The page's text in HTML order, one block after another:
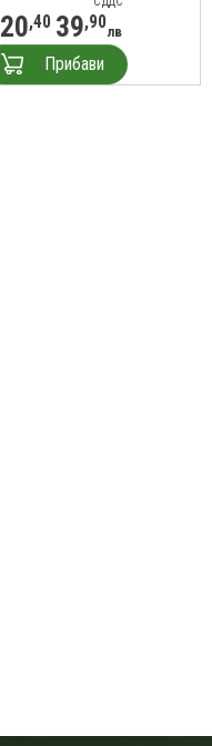
20,40 39,90лв
Прибави